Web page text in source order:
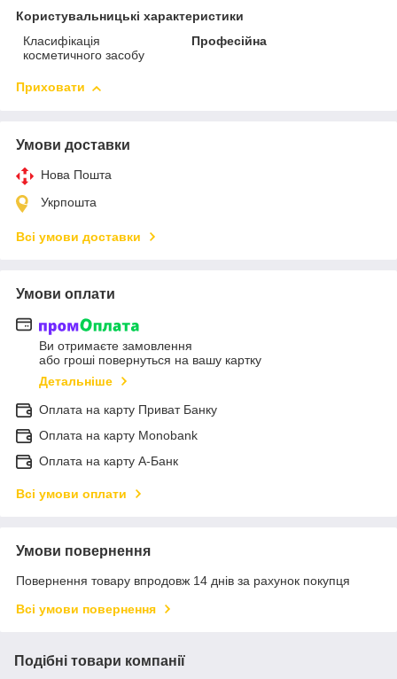
Користувальницькі характеристики
Класифікація
косметичного засобу
Професійна
Приховати
Умови доставки
Нова Пошта
Укрпошта
Всі умови доставки
Умови оплати
Ви отримаєте замовлення
або гроші повернуться на вашу картку
Детальніше
Оплата на карту Приват Банку
Оплата на карту Monobank
Оплата на карту А-Банк
Всі умови оплати
Умови повернення
Повернення товару впродовж 14 днів за рахунок покупця
Всі умови повернення
Подібні товари компанії